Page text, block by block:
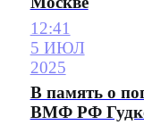
12:41
5 ИЮЛ
2025
В память о
ВМФ РФ